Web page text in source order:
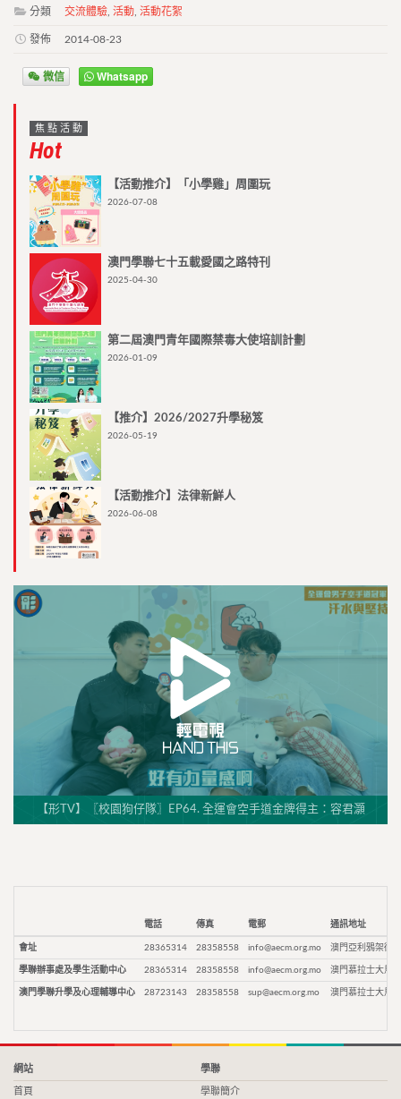
分類 交流體驗 活動 活動花絮
發佈 2014-08-23
微信 Whatsapp
焦點活動
Hot
【活動推介】「小學雞」周圍玩
2026-07-08
澳門學聯七十五載愛國之路特刊
2025-04-30
第二屆澳門青年國際禁毒大使培訓計劃
2026-01-09
【推介】2026/2027升學秘笈
2026-05-19
【活動推介】法律新鮮人
2026-06-08
【形TV】〖校園狗仔隊〗EP64. 全運會空手道金牌得主：容君灝
電話 傳真 電郵 通訊地址
會址 28365314 28358558 info@aecm.org.mo 澳門亞利鴉架街9
學聯辦事處及學生活動中心 28365314 28358558 info@aecm.org.mo 澳門慕拉士大馬
澳門學聯升學及心理輔導中心 28723143 28358558 sup@aecm.org.mo 澳門慕拉士大馬
網站
首頁
學聯
學聯簡介